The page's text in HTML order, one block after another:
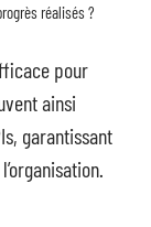
réalisés ?
pour
ainsi
garantissant